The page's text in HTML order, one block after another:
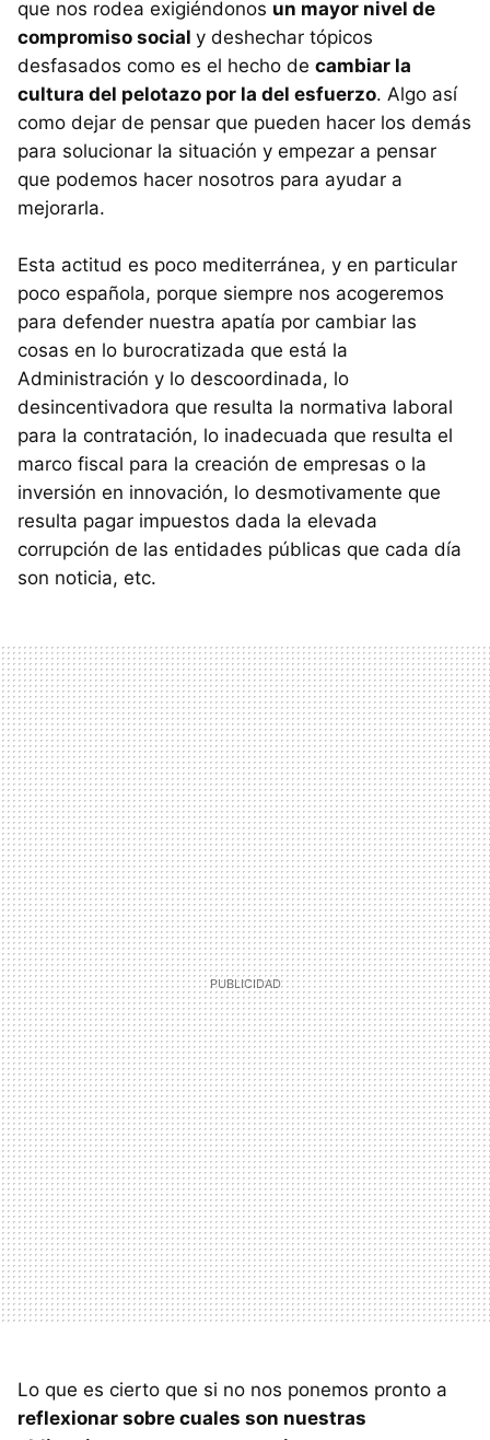
que nos rodea exigiéndonos un mayor nivel de
compromiso social y deshechar tópicos
desfasados como es el hecho de cambiar la
cultura del pelotazo por la del esfuerzo. Algo así
como dejar de pensar que pueden hacer los demás
para solucionar la situación y empezar a pensar
que podemos hacer nosotros para ayudar a
mejorarla.
Esta actitud es poco mediterránea, y en particular
poco española, porque siempre nos acogeremos
para defender nuestra apatía por cambiar las
cosas en lo burocratizada que está la
Administración y lo descoordinada, lo
desincentivadora que resulta la normativa laboral
para la contratación, lo inadecuada que resulta el
marco fiscal para la creación de empresas o la
inversión en innovación, lo desmotivamente que
resulta pagar impuestos dada la elevada
corrupción de las entidades públicas que cada día
son noticia, etc.
Lo que es cierto que si no nos ponemos pronto a
reflexionar sobre cuales son nuestras